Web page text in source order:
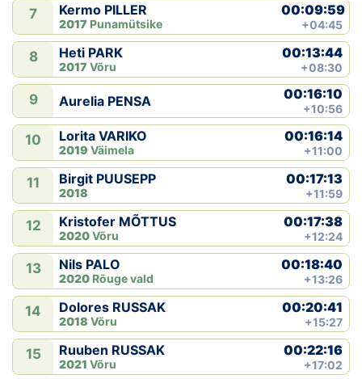
7 Kermo PILLER
2017 Punamütsike
00:09:59
+04:45
8 Heti PARK
2017 Võru
00:13:44
+08:30
9 Aurelia PENSA 00:16:10
+10:56
10 Lorita VARIKO
2019 Väimela
00:16:14
+11:00
11 Birgit PUUSEPP
2018
00:17:13
+11:59
12 Kristofer MÕTTUS
2020Võru
00:17:38
+12:24
13 Nils PALO
2020 Rõuge vald
00:18:40
+13:26
14 Dolores RUSSAK
2018 Võru
00:20:41
+15:27
15 Ruuben RUSSAK
2021 Võru
00:22:16
+17:02